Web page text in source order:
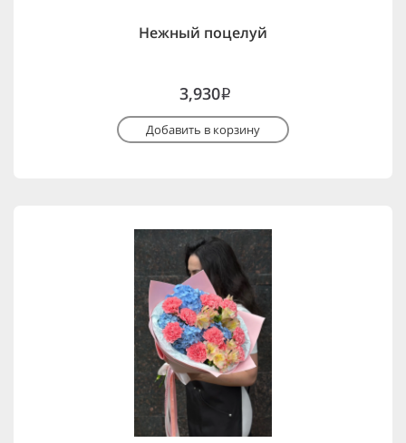
Нежный поцелуй
3,930i
Добавить в корзину